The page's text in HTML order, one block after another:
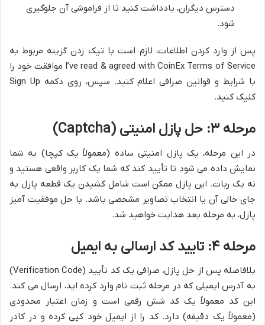
دسترس دیگران، یادداشت کنید تا از فراموشی آن جلوگیری
شود.
پس از وارد کردن اطلاعات، لازم است با تیک زدن گزینه مربوط به
I’ve read & agreed with CoinEx Terms of Service موافقت خود را
با شرایط و قوانین صرافی اعلام کنید. سپس، روی دکمه Sign Up
کلیک کنید.
مرحله ۳: حل پازل امنیتی (Captcha)
در این مرحله، یک پازل امنیتی ساده (معمولاً یک کپچا) به شما
نمایش داده می شود تا تأیید کند که شما یک کاربر واقعی هستید و
نه یک ربات. این پازل ممکن است شامل کشیدن یک قطعه پازل به
جای خالی آن یا انتخاب تصاویر مشخصی باشد. با حل موفقیت آمیز
پازل، به مرحله بعد هدایت خواهید شد.
مرحله ۴: تایید کد ارسالی به ایمیل
بلافاصله پس از حل پازل، صرافی یک کد تأیید (Verification Code)
به آدرس ایمیلی که در مرحله ثبت نام وارد کرده اید، ارسال می کند.
این کد معمولاً یک کد شش رقمی است و زمان اعتبار محدودی
(معمولاً یک دقیقه) دارد. کد را از ایمیل خود کپی کرده و در کادر